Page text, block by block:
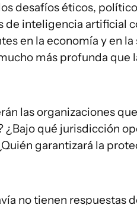
desafíos éticos,
de inteligencia artificial
en la economía y en
más profunda que
las organizaciones
qué jurisdicción
garantizará la
no tienen respuestas